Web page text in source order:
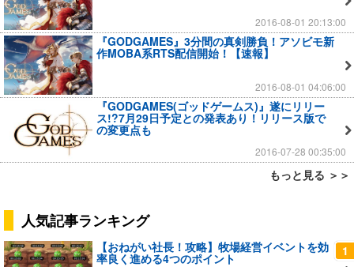
2016-08-01 20:13:00
『GODGAMES』3分間の真剣勝負！アソビモ新
作MOBA系RTS配信開始！【速報】
2016-08-01 04:06:00
『GODGAMES(ゴッドゲームス)』遂にリリー
ス!?7月29日予定との発表あり！リリース版で
の変更点も
2016-07-28 00:35:00
もっと見る ＞＞
人気記事ランキング
1
【おねがい社長！攻略】牧場経営イベントを効
率良く進める4つのポイント